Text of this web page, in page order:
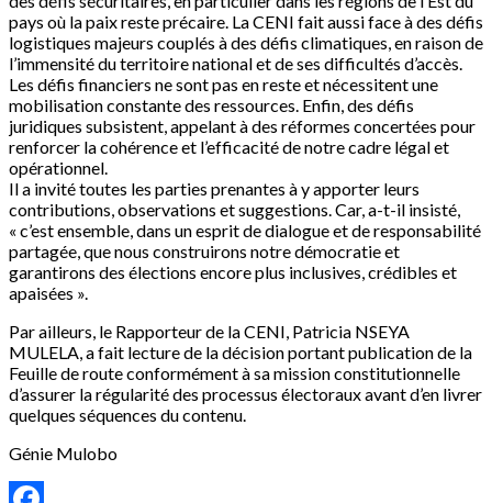
pays où la paix reste précaire. La CENI fait aussi face à des défis
logistiques majeurs couplés à des défis climatiques, en raison de
l’immensité du territoire national et de ses difficultés d’accès.
Les défis financiers ne sont pas en reste et nécessitent une
mobilisation constante des ressources. Enfin, des défis
juridiques subsistent, appelant à des réformes concertées pour
renforcer la cohérence et l’efficacité de notre cadre légal et
opérationnel.
Il a invité toutes les parties prenantes à y apporter leurs
contributions, observations et suggestions. Car, a-t-il insisté,
« c’est ensemble, dans un esprit de dialogue et de responsabilité
partagée, que nous construirons notre démocratie et
garantirons des élections encore plus inclusives, crédibles et
apaisées ».
Par ailleurs, le Rapporteur de la CENI, Patricia NSEYA
MULELA, a fait lecture de la décision portant publication de la
Feuille de route conformément à sa mission constitutionnelle
d’assurer la régularité des processus électoraux avant d’en livrer
quelques séquences du contenu.
Génie Mulobo